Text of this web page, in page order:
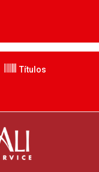
Títulos